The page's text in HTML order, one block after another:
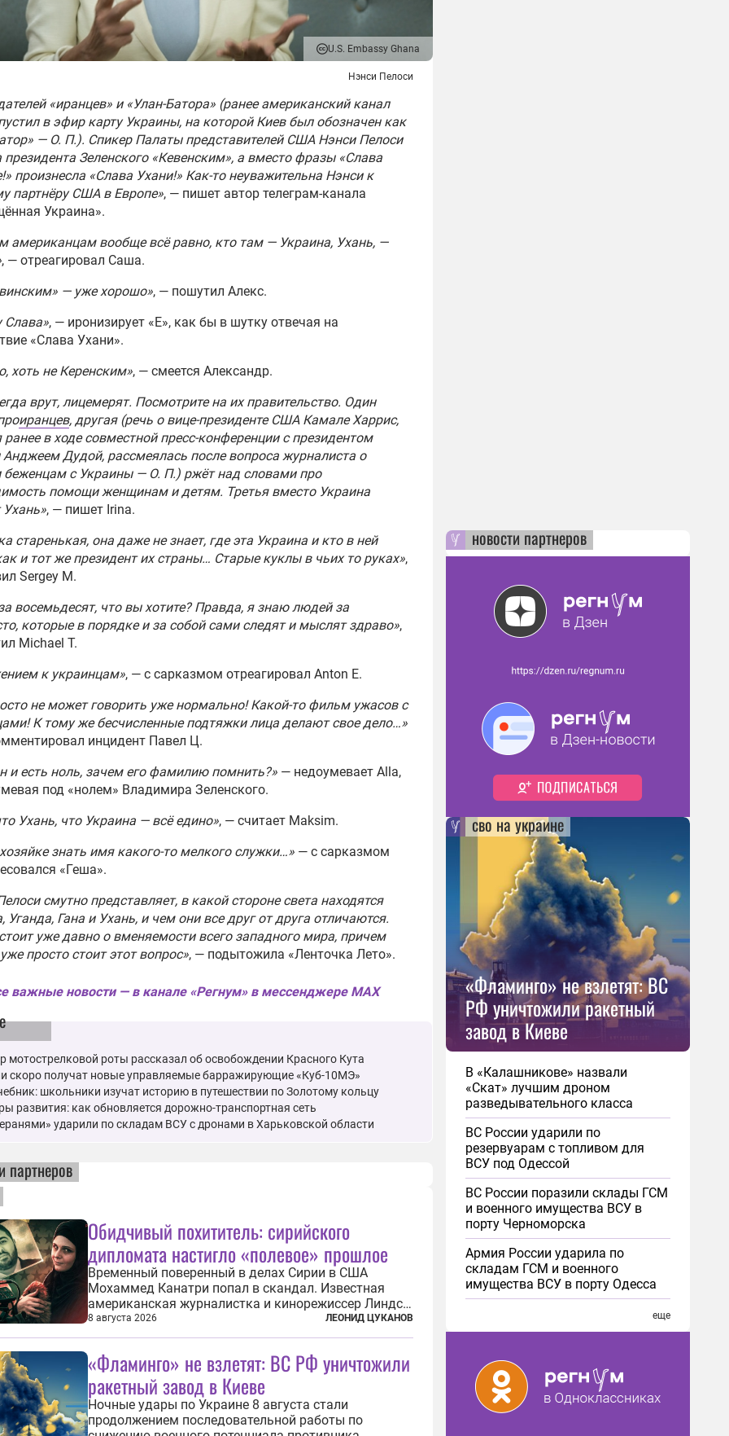
с Россией и
ультиматумом
сдержанно приняли
пакет помощи
акции в поддержку
пустили в бомбоубежище
Украины
потребовала
все долги страны
заявил, что Венгрия не
вступления Украины в
высказались против
о вхождении
в ЕС
и Украина подписали
сотрудничества на
раскрыла эротический
ВСУ пригрозил России
зимней атакой
Украины предупредили
«фантастических
признаёт
скорого
Украины в Евросоюз
рассказали о серьёзном
U.S. Embassy Ghana
Нэнси Пелоси
«иранцев» и «Улан-Батора» (ранее американский канал
в эфир карту Украины, на которой Киев был обозначен как
— О. П.). Спикер Палаты представителей США Нэнси Пелоси
президента Зеленского «Кевенским», а вместо фразы «Слава
произнесла «Слава Ухани!» Как-то неуважительна Нэнси к
партнёру США в Европе», — пишет автор телеграм-канала
Украина».
американцам вообще всё равно, кто там — Украина, Ухань, —
, — отреагировал Саша.
— уже хорошо», — пошутил Алекс.
Слава», — иронизирует «Е», как бы в шутку отвечая на
«Слава Ухани».
хоть не Керенским», — смеется Александр.
врут, лицемерят. Посмотрите на их правительство. Один
иранцев, другая (речь о вице-президенте США Камале Харрис,
ранее в ходе совместной пресс-конференции с президентом
Дудой, рассмеялась после вопроса журналиста о
с Украины — О. П.) ржёт над словами про
помощи женщинам и детям. Третья вместо Украина
Ухань», — пишет Irina.
старенькая, она даже не знает, где эта Украина и кто в ней
и тот же президент их страны… Старые куклы в чьих то руках»,
Sergey M.
восемьдесят, что вы хотите? Правда, я знаю людей за
которые в порядке и за собой сами следят и мыслят здраво»,
Michael T.
к украинцам», — с сарказмом отреагировал Anton E.
не может говорить уже нормально! Какой-то фильм ужасов с
К тому же бесчисленные подтяжки лица делают свое дело…»
инцидент Павел Ц.
и есть ноль, зачем его фамилию помнить?» — недоумевает Alla,
под «нолем» Владимира Зеленского.
Ухань, что Украина — всё едино», — считает Maksim.
знать имя какого-то мелкого служки…» — с сарказмом
«Геша».
смутно представляет, в какой стороне света находятся
Уганда, Гана и Ухань, и чем они все друг от друга отличаются.
уже давно о вменяемости всего западного мира, причем
просто стоит этот вопрос», — подытожила «Ленточка Лето».
важные новости — в канале «Регнум» в мессенджере MAX
мотострелковой роты рассказал об освобождении Красного Кута
скоро получат новые управляемые барражирующие «Куб-10МЭ»
школьники изучат историю в путешествии по Золотому кольцу
развития: как обновляется дорожно-транспортная сеть
ударили по складам ВСУ с дронами в Харьковской области
партнеров
Обидчивый похититель: сирийского
дипломата настигло «полевое» прошлое
Временный поверенный в делах Сирии в США
Мохаммед Канатри попал в скандал. Известная
американская журналистка и кинорежиссер Линдси
Снелл неожиданно узнала в нем одного из бандитов,
похитивших ее в сирийском Алеппо в 2016 году.
Журналистка убеждена, что Канатри, в то время
известный под подпольным...
8 августа 2026 ЛЕОНИД ЦУКАНОВ
«Фламинго» не взлетят: ВС РФ уничтожили
ракетный завод в Киеве
Ночные удары по Украине 8 августа стали
продолжением последовательной работы по
новости партнеров
сво на украине
«Фламинго» не взлетят: ВС
РФ уничтожили ракетный
завод в Киеве
В «Калашникове» назвали
«Скат» лучшим дроном
разведывательного класса
ВС России ударили по
резервуарам с топливом для
ВСУ под Одессой
ВС России поразили склады ГСМ
и военного имущества ВСУ в
порту Черноморска
Армия России ударила по
складам ГСМ и военного
имущества ВСУ в порту Одесса
еще